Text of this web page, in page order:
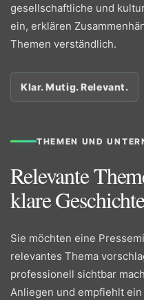
gesellschaftliche und
ein, erklären
Themen verständlich.
Klar. Mutig. Relevant.
THEMEN UND
Relevante
klare
Sie möchten eine
relevantes Thema
professionell sichtbar
Anliegen und empfiehlt